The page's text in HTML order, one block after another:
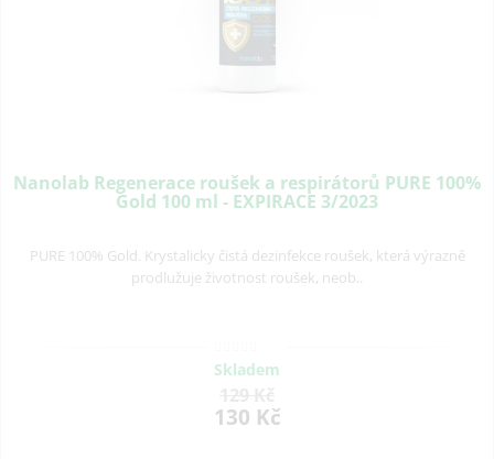
Nanolab Regenerace roušek a respirátorů PURE 100%
Gold 100 ml - EXPIRACE 3/2023
PURE 100% Gold. Krystalicky čistá dezinfekce roušek, která výrazně
prodlužuje životnost roušek, neob..
Skladem
130 Kč